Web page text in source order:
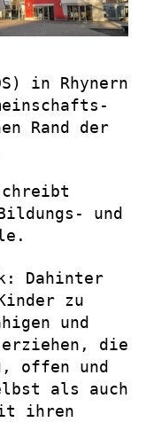
in Rhynern
Rand der
und
Dahinter
zu
und
erziehen, die
offen und
als auch
ihren